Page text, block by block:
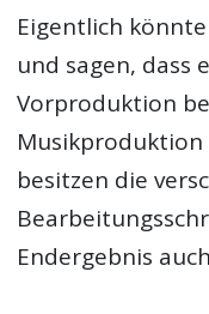
Eigentlich
und sagen, dass
Vorproduktion
besitzen die
Endergebnis